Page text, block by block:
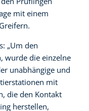
mit einem
„Um den
wurde die einzelne
unabhängige und
mit
die den Kontakt
herstellen,